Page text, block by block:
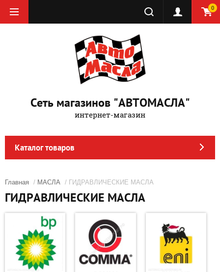
0
Сеть магазинов "АВТОМАСЛА"
интернет-магазин
Каталог товаров
Главная / МАСЛА / ГИДРАВЛИЧЕСКИЕ МАСЛА
ГИДРАВЛИЧЕСКИЕ МАСЛА